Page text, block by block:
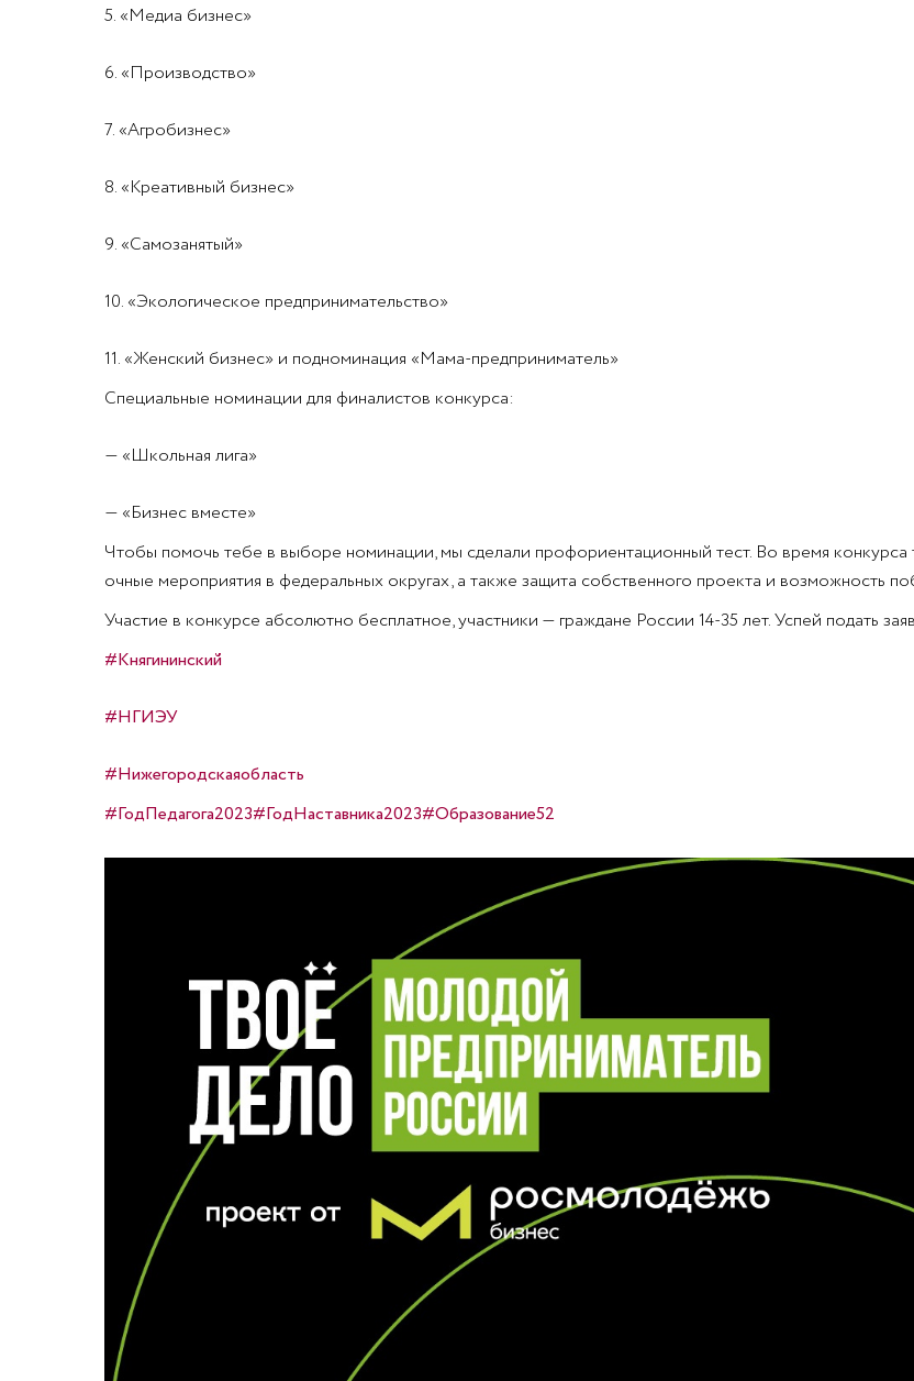
5. «Медиа бизнес»
6. «Производство»
7. «Агробизнес»
8. «Креативный бизнес»
9. «Самозанятый»
10. «Экологическое предпринимательство»
11. «Женский бизнес» и подноминация «Мама-предприниматель»
Специальные номинации для финалистов конкурса:
— «Школьная лига»
— «Бизнес вместе»
Чтобы помочь тебе в выборе номинации, мы сделали профориентационный тест. Во время конкурса
очные мероприятия в федеральных округах, а также защита собственного проекта и возможность
Участие в конкурсе абсолютно бесплатное, участники — граждане России 14-35 лет. Успей подать
#Княгининский
#НГИЭУ
#Нижегородскаяобласть
#ГодПедагога2023#ГодНаставника2023#Образование52